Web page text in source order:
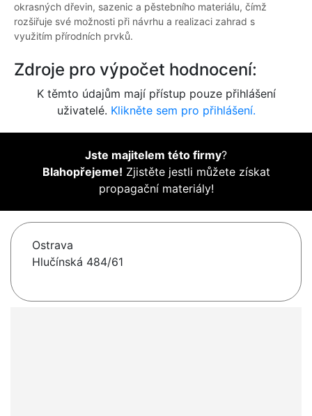
okrasných dřevin, sazenic a pěstebního materiálu, čímž
rozšiřuje své možnosti při návrhu a realizaci zahrad s
využitím přírodních prvků.
Zdroje pro výpočet hodnocení:
K těmto údajům mají přístup pouze přihlášení
uživatelé. Klikněte sem pro přihlášení.
Jste majitelem této firmy?
Blahopřejeme! Zjistěte jestli můžete získat
propagační materiály!
Ostrava
Hlučínská 484/61